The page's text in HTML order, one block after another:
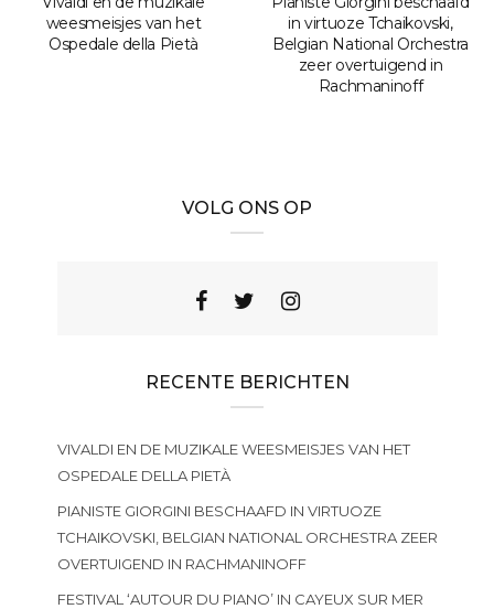
weesmeisjes van het
Ospedale della Pietà
in virtuoze Tchaikovski,
Belgian National Orchestra
zeer overtuigend in
Rachmaninoff
VOLG ONS OP
RECENTE BERICHTEN
VIVALDI EN DE MUZIKALE WEESMEISJES VAN HET
OSPEDALE DELLA PIETÀ
PIANISTE GIORGINI BESCHAAFD IN VIRTUOZE
TCHAIKOVSKI, BELGIAN NATIONAL ORCHESTRA ZEER
OVERTUIGEND IN RACHMANINOFF
FESTIVAL ‘AUTOUR DU PIANO’ IN CAYEUX SUR MER